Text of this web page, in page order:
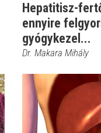
Hepatitisz-
ennyire
gyógykezel...
Dr. Makara Mihály